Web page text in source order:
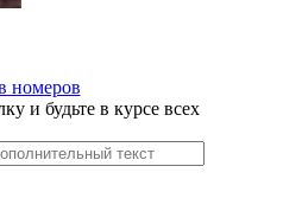
номеров
и будьте в курсе всех